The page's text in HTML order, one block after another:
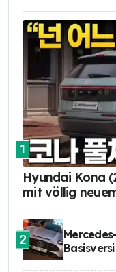
1
Hyundai Kona
mit völlig
2